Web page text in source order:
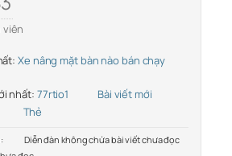
viên
Xe nâng mặt bàn nào bán chạy
nhất: 77rtio1
Bài viết mới
Thẻ
Diễn đàn không chứa bài viết chưa đọc